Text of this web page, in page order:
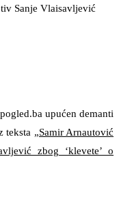
Sanje Vlaisavljević
upućen demanti
teksta „Samir Arnautović
zbog ‘klevete’ o